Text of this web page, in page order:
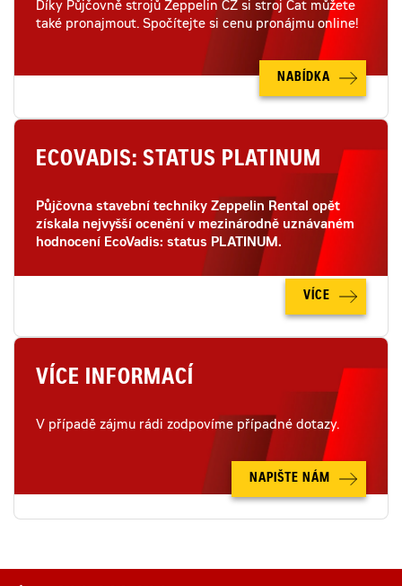
Díky Půjčovně strojů Zeppelin CZ si stroj Cat můžete
také pronajmout. Spočítejte si cenu pronájmu online!
NABÍDKA
ECOVADIS: STATUS PLATINUM
Půjčovna stavební techniky Zeppelin Rental opět
získala nejvyšší ocenění v mezinárodně uznávaném
hodnocení EcoVadis: status PLATINUM.
VÍCE
VÍCE INFORMACÍ
V případě zájmu rádi zodpovíme případné dotazy.
NAPIŠTE NÁM